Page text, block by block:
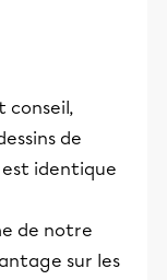
conseil,
de
identique
de notre
sur les